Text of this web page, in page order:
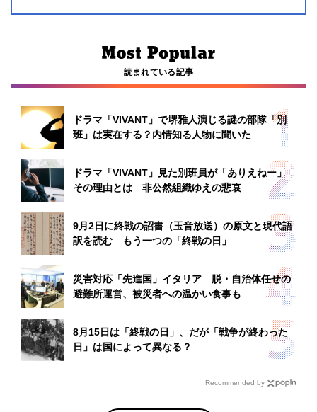
読まれている記事
ドラマ「VIVANT」で堺雅人演じる謎の部隊「別
班」は実在する？内情知る人物に聞いた
ドラマ「VIVANT」見た別班員が「ありえねー」
その理由とは 非公然組織ゆえの悲哀
9月2日に終戦の詔書（玉音放送）の原文と現代語
訳を読む もう一つの「終戦の日」
災害対応「先進国」イタリア 脱・自治体任せの
避難所運営、被災者への温かい食事も
8月15日は「終戦の日」、だが「戦争が終わった
日」は国によって異なる？
Recommended by